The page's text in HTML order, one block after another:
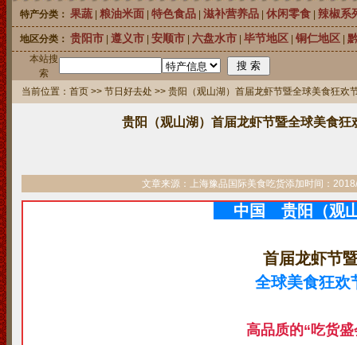
特产分类： 果蔬 粮油米面 特色食品 滋补营养品 休闲零食 辣椒系
地区分类： 贵阳市 遵义市 安顺市 六盘水市 毕节地区 铜仁地区
本站搜
索
当前位置： 首页 >> 节日好去处 >> 贵阳（观山湖）首届龙虾节暨全球美食狂欢
贵阳（观山湖）首届龙虾节暨全球美食狂
文章来源：上海豫品国际美食吃货添加时间：
中国 贵阳（观
首届龙虾节
全球美食狂欢
高品质的“吃货盛